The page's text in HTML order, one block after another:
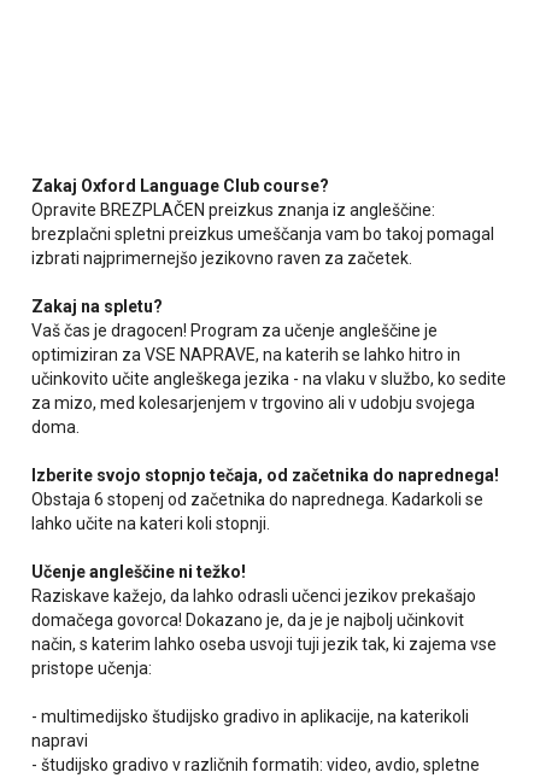
Zakaj Oxford Language Club course?
Opravite BREZPLAČEN preizkus znanja iz angleščine:
brezplačni spletni preizkus umeščanja vam bo takoj pomagal
izbrati najprimernejšo jezikovno raven za začetek.
Zakaj na spletu?
Vaš čas je dragocen! Program za učenje angleščine je
optimiziran za VSE NAPRAVE, na katerih se lahko hitro in
učinkovito učite angleškega jezika - na vlaku v službo, ko sedite
za mizo, med kolesarjenjem v trgovino ali v udobju svojega
doma.
Izberite svojo stopnjo tečaja, od začetnika do naprednega!
Obstaja 6 stopenj od začetnika do naprednega. Kadarkoli se
lahko učite na kateri koli stopnji.
Učenje angleščine ni težko!
Raziskave kažejo, da lahko odrasli učenci jezikov prekašajo
domačega govorca! Dokazano je, da je je najbolj učinkovit
način, s katerim lahko oseba usvoji tuji jezik tak, ki zajema vse
pristope učenja:
- multimedijsko študijsko gradivo in aplikacije, na katerikoli
napravi
- študijsko gradivo v različnih formatih: video, avdio, spletne